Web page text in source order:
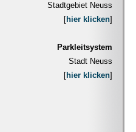
Stadtgebiet Neuss
[hier klicken]
Parkleitsystem
Stadt Neuss
[hier klicken]